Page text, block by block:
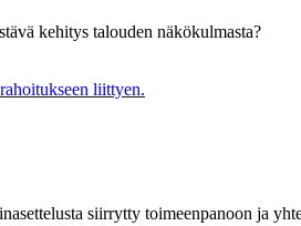
kehitys talouden näkökulmasta?
siirrytty toimeenpanoon ja